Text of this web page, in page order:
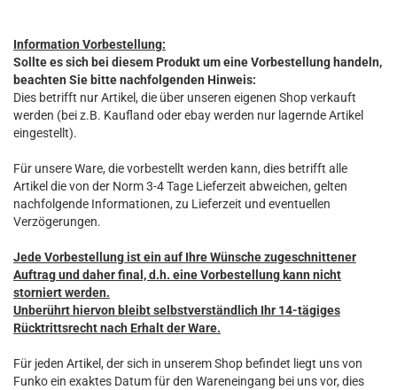
Information Vorbestellung:
Sollte es sich bei diesem Produkt um eine Vorbestellung handeln,
beachten Sie bitte nachfolgenden Hinweis:
Dies betrifft nur Artikel, die über unseren eigenen Shop verkauft
werden (bei z.B. Kaufland oder ebay werden nur lagernde Artikel
eingestellt).
Für unsere Ware, die vorbestellt werden kann, dies betrifft alle
Artikel die von der Norm 3-4 Tage Lieferzeit abweichen, gelten
nachfolgende Informationen, zu Lieferzeit und eventuellen
Verzögerungen.
Jede Vorbestellung ist ein auf Ihre Wünsche zugeschnittener
Auftrag und daher final, d.h. eine Vorbestellung kann nicht
storniert werden.
Unberührt hiervon bleibt selbstverständlich Ihr 14-tägiges
Rücktrittsrecht nach Erhalt der Ware.
Für jeden Artikel, der sich in unserem Shop befindet liegt uns von
Funko ein exaktes Datum für den Wareneingang bei uns vor, dies